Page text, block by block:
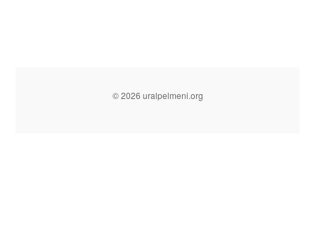
© 2026 uralpelmeni.org